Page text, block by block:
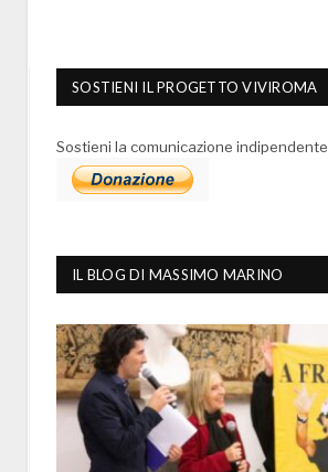
SOSTIENI IL PROGETTO VIVIROMA
Sostieni la comunicazione indipendente
IL BLOG DI MASSIMO MARINO